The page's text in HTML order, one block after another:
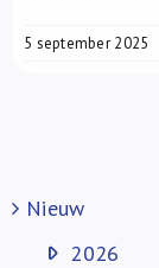
5 september 2025
Nieuw
2026